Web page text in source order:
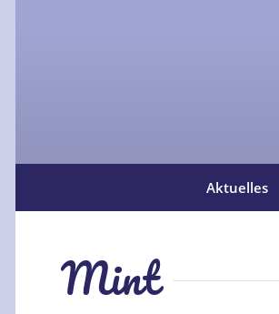
Aktuelles
Mint